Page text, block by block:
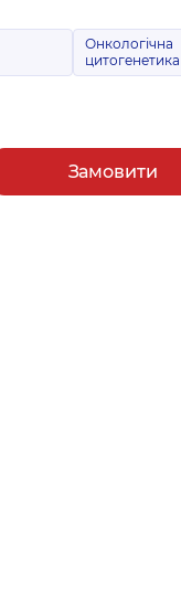
Онкологічна
цитогенетика
Замовити